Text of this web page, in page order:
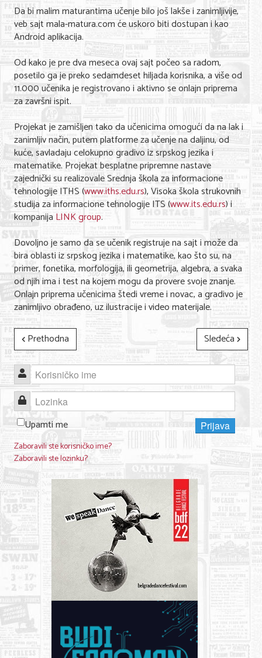
Shopping
Sve za venčanje
Sve za decu
Kuća i bašta
Gastronomija
Sport i rekreacija
Zdravlje i medicina
Hobi i razonoda
UPIS FIRMI
MARKETING
KONTAKT
O NAMA
Da bi malim maturantima učenje bilo još lakše i zanimljivije,
veb sajt mala-matura.com će uskoro biti dostupan i kao
Android aplikacija.
Od kako je pre dva meseca ovaj sajt počeo sa radom,
posetilo ga je preko sedamdeset hiljada korisnika, a više od
11.000 učenika je registrovano i aktivno se onlajn priprema
za završni ispit.
Projekat je zamišljen tako da učenicima omogući da na lak i
zanimljiv način, putem platforme za učenje na daljinu, od
kuće, savladaju celokupno gradivo iz srpskog jezika i
matematike. Projekat besplatne pripremne nastave
zajednički su realizovale Srednja škola za informacione
tehnologije ITHS (www.iths.edu.rs), Visoka škola strukovnih
studija za informacione tehnologije ITS (www.its.edu.rs) i
kompanija LINK group.
Dovoljno je samo da se učenik registruje na sajt i može da
bira oblasti iz srpskog jezika i matematike, kao što su, na
primer, fonetika, morfologija, ili geometrija, algebra, a svaka
od njih ima i test na kojem mogu da provere svoje znanje.
Onlajn priprema učenicima štedi vreme i novac, a gradivo je
zanimljivo obrađeno, uz ilustracije i video materijale.
Prethodna
Sledeća
Korisničko ime
Lozinka
Upamti me
Prijava
Zaboravili ste korisničko ime?
Zaboravili ste lozinku?